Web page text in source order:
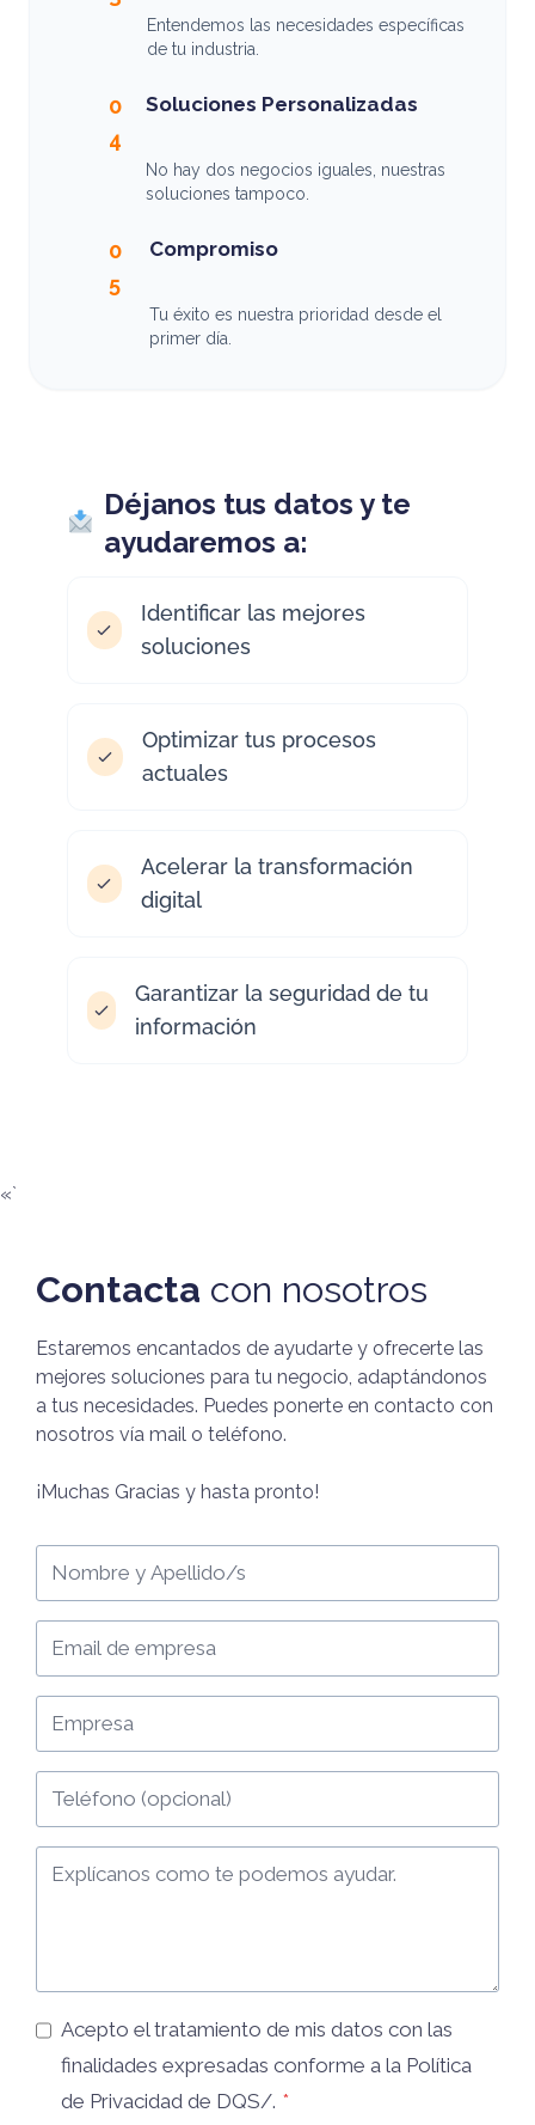
Entendemos las necesidades específicas
de tu industria.
0
4
Soluciones Personalizadas
No hay dos negocios iguales, nuestras
soluciones tampoco.
0
5
Compromiso
Tu éxito es nuestra prioridad desde el
primer día.
Déjanos tus datos y te
ayudaremos a:
Identificar las mejores
soluciones
Optimizar tus procesos
actuales
Acelerar la transformación
digital
Garantizar la seguridad de tu
información
«`
Contacta con nosotros
Estaremos encantados de ayudarte y ofrecerte las
mejores soluciones para tu negocio, adaptándonos
a tus necesidades. Puedes ponerte en contacto con
nosotros vía mail o teléfono.
¡Muchas Gracias y hasta pronto!
Acepto el tratamiento de mis datos con las
finalidades expresadas conforme a la Política
de Privacidad de DQS/. *